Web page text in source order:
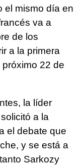
el mismo día en
va a
de los
a la primera
22 de
la líder
a la
el debate que
y se está a
Sarkozy